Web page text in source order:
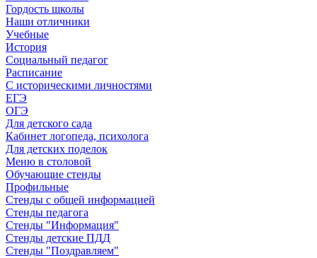
Гордость школы
Наши отличники
Учебные
История
Социальный педагог
Расписание
С историческими личностями
ЕГЭ
ОГЭ
Для детского сада
Кабинет логопеда, психолога
Для детских поделок
Меню в столовой
Обучающие стенды
Профильные
Стенды с общей информацией
Стенды педагога
Стенды "Информация"
Стенды детские ПДД
Стенды "Поздравляем"